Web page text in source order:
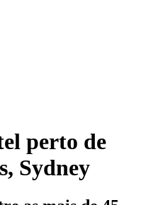
perto de
Sydney